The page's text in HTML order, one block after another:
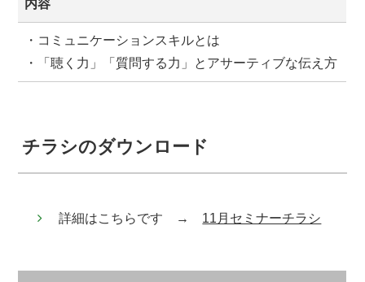
内容
・コミュニケーションスキルとは
・「聴く力」「質問する力」とアサーティブな伝え方
チラシのダウンロード
詳細はこちらです → 11月セミナーチラシ